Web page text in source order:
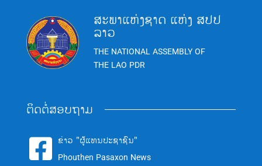
ສະພາແຫ່ງຊາດ ແຫ່ງ ສປປ
ລາວ
THE NATIONAL ASSEMBLY OF
THE LAO PDR
ຕິດຕໍ່ສອບຖາມ
 ຂ່າວ "ຜູ້ແທນປະຊາຊົນ"
Phouthen Pasaxon News